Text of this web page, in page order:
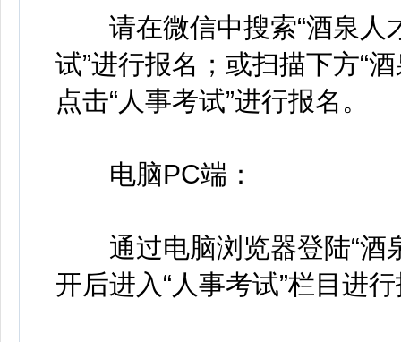
请在微信中搜索“酒泉人
试”进行报名；或扫描下方“
点击“人事考试”进行报名。
电脑PC端：
通过电脑浏览器登陆“酒
开后进入“人事考试”栏目进